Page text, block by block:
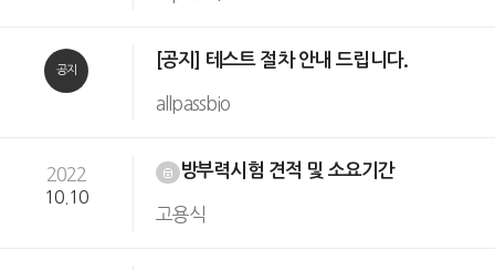
공지
[공지] 테스트 절차 안내 드립니다.
allpassbio
2022
10.10
방부력시험 견적 및 소요기간
고용식